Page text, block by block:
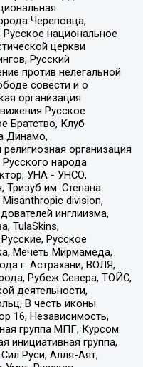
Череповца,
национальное
церкви
Русский
против нелегальной
совести и о
организация
Русское
Братство, Клуб
Динамо,
организация
народа
УНА - УНСО,
Тризуб им. Степана
division,
инглиизма,
TulaSkins,
Русское
Мечеть Мирмамеда,
г. Астрахани, ВОЛЯ,
Рубеж Севера, ТОЙС,
деятельности,
В честь иконы
16, Независимость,
группа МПГ, Курсом
инициативная группа,
Руси, Алля-Аят,